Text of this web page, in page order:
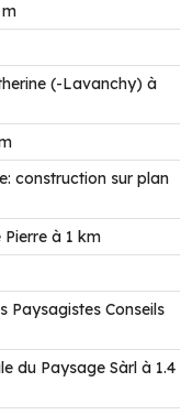
(-Lavanchy) à
construction sur plan
à 1 km
Paysagistes Conseils
du Paysage Sàrl à 1.4